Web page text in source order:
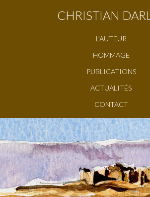
CHRISTIAN
L’AUTEUR
HOMMAGE
PUBLICATIONS
ACTUALITÉS
CONTACT